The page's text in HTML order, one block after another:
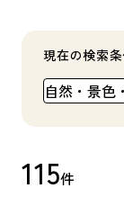
現在の検索
自然・景色
115件